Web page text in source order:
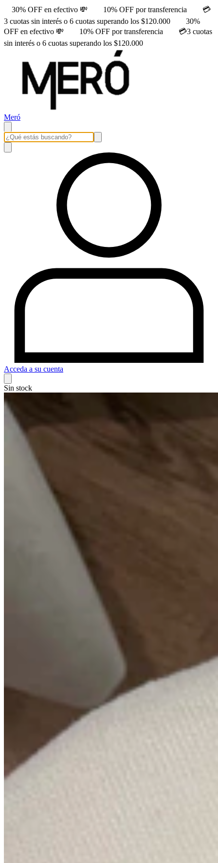
30% OFF en efectivo 💸 10% OFF por transferencia
💳
3 cuotas sin interés o 6 cuotas superando los $120.000
30%
OFF en efectivo 💸
10% OFF por transferencia
💳3 cuotas
sin interés o 6 cuotas superando los $120.000
Meró
Acceda a su cuenta
Sin stock